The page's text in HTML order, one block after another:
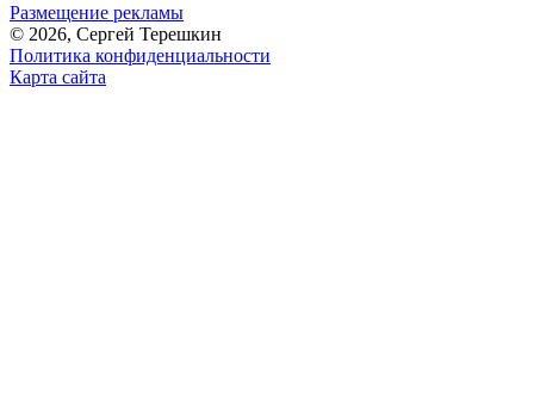
Размещение рекламы
© 2026, Сергей Терешкин
Политика конфиденциальности
Карта сайта